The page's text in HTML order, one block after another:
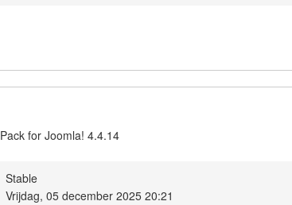
for Joomla! 4.4.14
Stable
Vrijdag, 05 december 2025 20:21